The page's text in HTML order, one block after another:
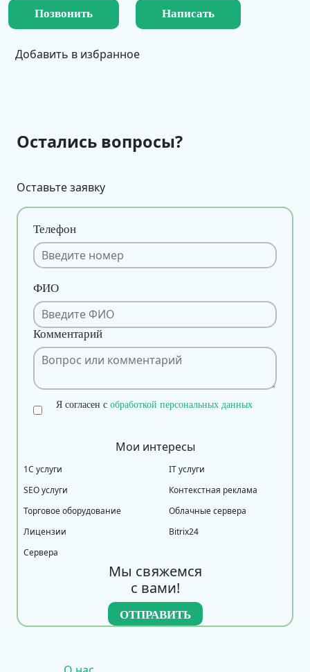
Позвонить Написать
Добавить в избранное
Остались вопросы?
Оставьте заявку
Телефон
ФИО
Комментарий
Я согласен с обработкой персональных данных
Мои интересы
1С услуги
IT услуги
SEO услуги
Контекстная реклама
Торговое оборудование
Облачные сервера
Лицензии
Bitrix24
Сервера
Мы свяжемся
с вами!